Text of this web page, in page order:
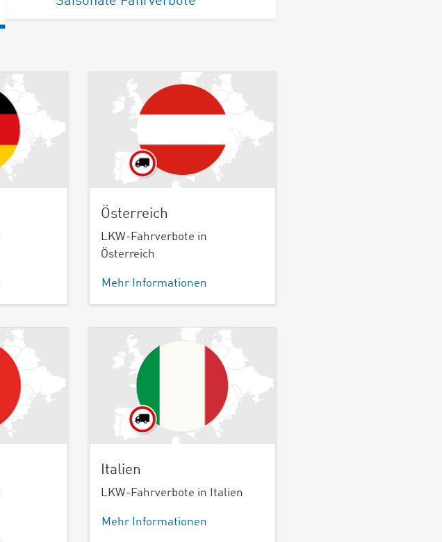
Österreich
LKW-Fahrverbote in
Österreich
Mehr Informationen
Italien
LKW-Fahrverbote in Italien
Mehr Informationen